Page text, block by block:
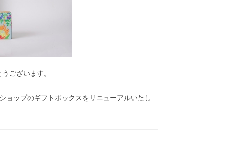
ございます。
ップのギフトボックスをリニューアルいたし